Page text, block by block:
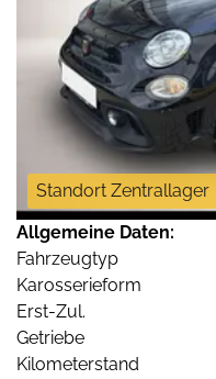
Standort Zentrallager
Allgemeine Daten:
Fahrzeugtyp
Karosserieform
Erst-Zul.
Getriebe
Kilometerstand